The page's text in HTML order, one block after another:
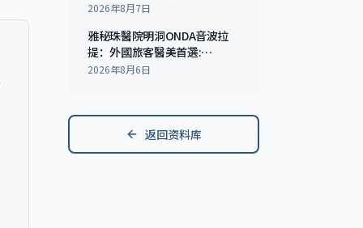
2026年8月7日
雅秘珠醫院明洞ONDA音波拉
提：外國旅客醫美首選:
Everything You Need to
2026年8月6日
返回资料库